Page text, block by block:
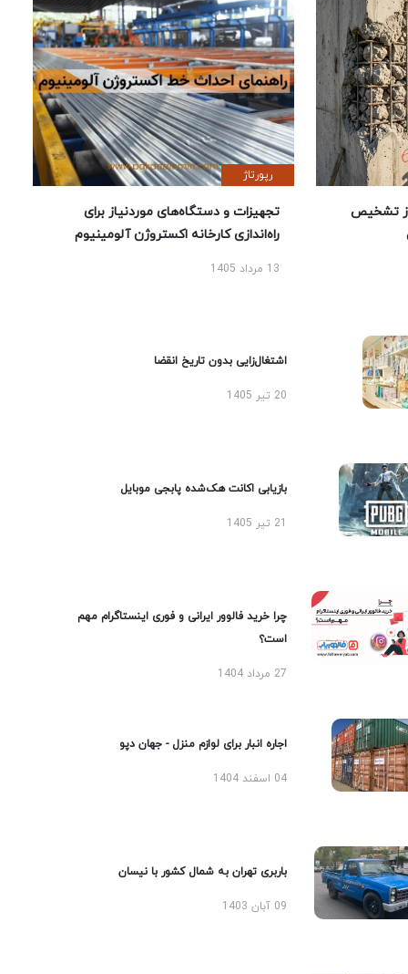
تشخیص
رپورتاژ
تجهیزات و دستگاه‌های موردنیاز برای
راه‌اندازی کارخانه اکستروژن آلومینیوم
13 مرداد 1405
اشتغال‌زایی بدون تاریخ انقضا
20 تیر 1405
بازیابی اکانت هک‌شده پابجی موبایل
چرا خرید فالوور ایرانی و فوری اینستاگرام مهم
است؟
27 مرداد 1404
اجاره انبار برای لوازم منزل - جهان دپو
04 اسفند 1404
باربری تهران به شمال کشور با نیسان
09 آبان 1403